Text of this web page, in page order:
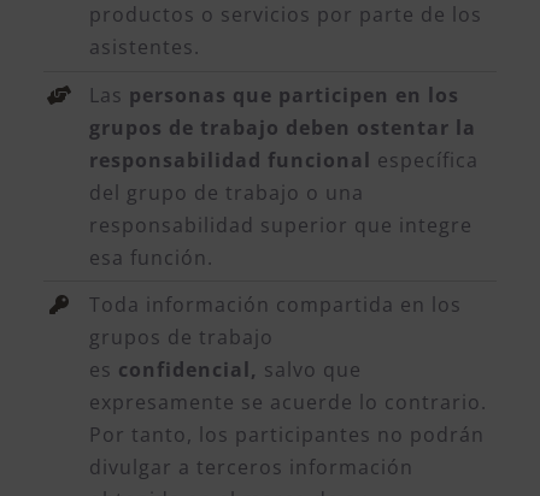
productos o servicios por parte de los
asistentes.
Las personas que participen en los
grupos de trabajo deben ostentar la
responsabilidad funcional específica
del grupo de trabajo o una
responsabilidad superior que integre
esa función.
Toda información compartida en los
grupos de trabajo
es confidencial, salvo que
expresamente se acuerde lo contrario.
Por tanto, los participantes no podrán
divulgar a terceros información